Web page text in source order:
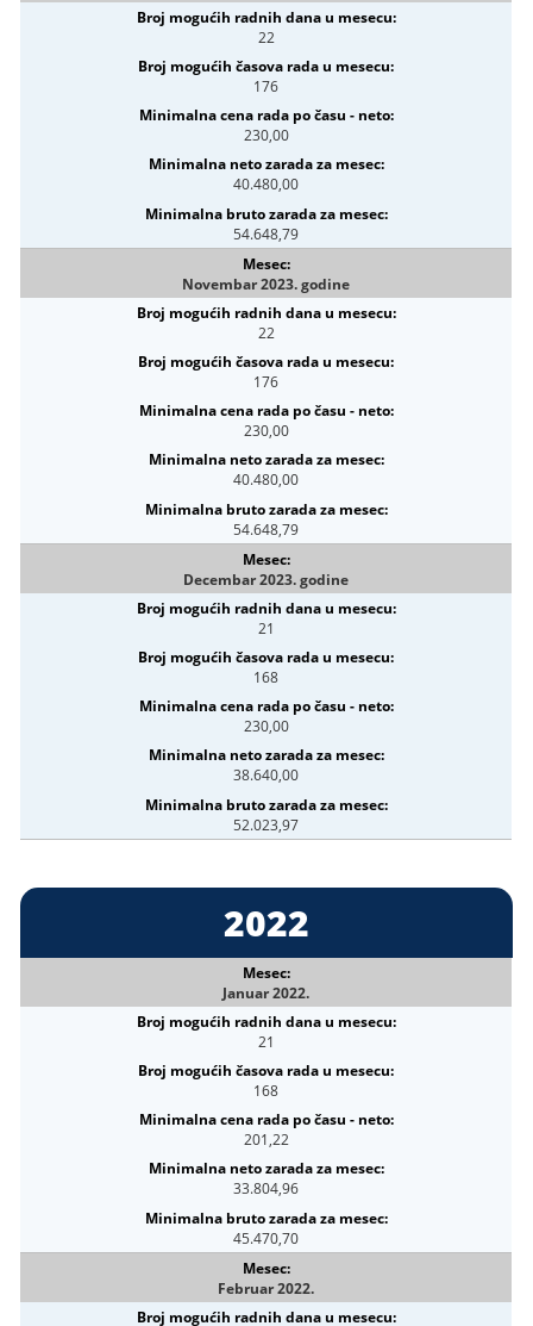
22
176
230,00
40.480,00
54.648,79
Novembar 2023. godine
22
176
230,00
40.480,00
54.648,79
Decembar 2023. godine
21
168
230,00
38.640,00
52.023,97
2022
Januar 2022.
21
168
201,22
33.804,96
45.470,70
Februar 2022.